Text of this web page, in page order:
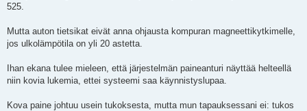
525.
Mutta auton tietsikat eivät anna ohjausta kompuran magneettikytkimelle,
jos ulkolämpötila on yli 20 astetta.
Ihan ekana tulee mieleen, että järjestelmän paineanturi näyttää helteellä
niin kovia lukemia, ettei systeemi saa käynnistyslupaa.
Kova paine johtuu usein tukoksesta, mutta mun tapauksessani ei: tukos